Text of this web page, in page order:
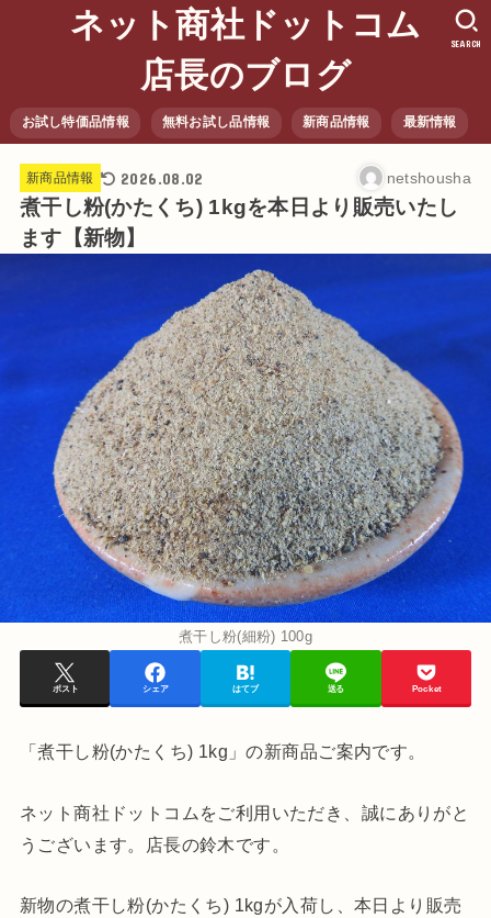
ネット商社ドットコム
店長のブログ
お試し特価品情報 無料お試し品情報 新商品情報 最新情報
SEARCH
新商品情報 2026.08.02 netshousha
煮干し粉(かたくち) 1kgを本日より販売いたし
ます【新物】
煮干し粉(細粉) 100g
ポスト シェア はてブ 送る Pocket
「煮干し粉(かたくち) 1kg」の新商品ご案内です。
ネット商社ドットコムをご利用いただき、誠にありがと
うございます。店長の鈴木です。
新物の煮干し粉(かたくち) 1kgが入荷し、本日より販売